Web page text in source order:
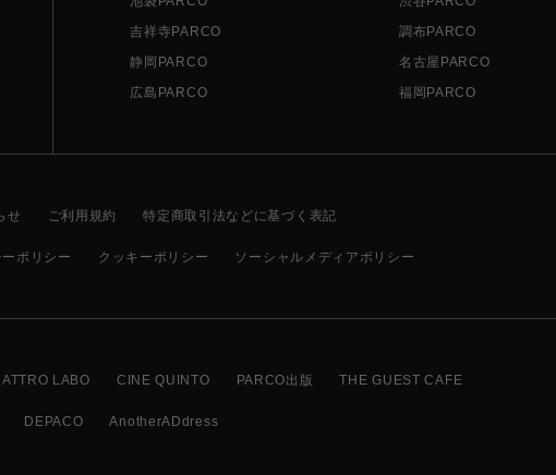
吉祥寺PARCO
調布PARCO
静岡PARCO
名古屋PARCO
広島PARCO
福岡PARCO
せ ご利用規約 特定商取引法などに基づく表記
ポリシー クッキーポリシー ソーシャルメディアポリシー
LABO CINE QUINTO PARCO出版 THE GUEST CAFE
DEPACO AnotherADdress